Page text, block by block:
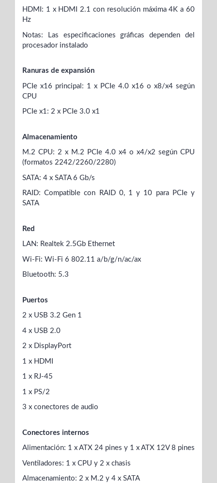
HDMI: 1 x HDMI 2.1 con resolución máxima 4K a 60
Hz
Notas: Las especificaciones gráficas dependen del
procesador instalado
Ranuras de expansión
PCIe x16 principal: 1 x PCIe 4.0 x16 o x8/x4 según
CPU
PCIe x1: 2 x PCIe 3.0 x1
Almacenamiento
M.2 CPU: 2 x M.2 PCIe 4.0 x4 o x4/x2 según CPU
(formatos 2242/2260/2280)
SATA: 4 x SATA 6 Gb/s
RAID: Compatible con RAID 0, 1 y 10 para PCIe y
SATA
Red
LAN: Realtek 2.5Gb Ethernet
Wi-Fi: Wi-Fi 6 802.11 a/b/g/n/ac/ax
Bluetooth: 5.3
Puertos
2 x USB 3.2 Gen 1
4 x USB 2.0
2 x DisplayPort
1 x HDMI
1 x RJ-45
1 x PS/2
3 x conectores de audio
Conectores internos
Alimentación: 1 x ATX 24 pines y 1 x ATX 12V 8 pines
Ventiladores: 1 x CPU y 2 x chasis
Almacenamiento: 2 x M.2 y 4 x SATA